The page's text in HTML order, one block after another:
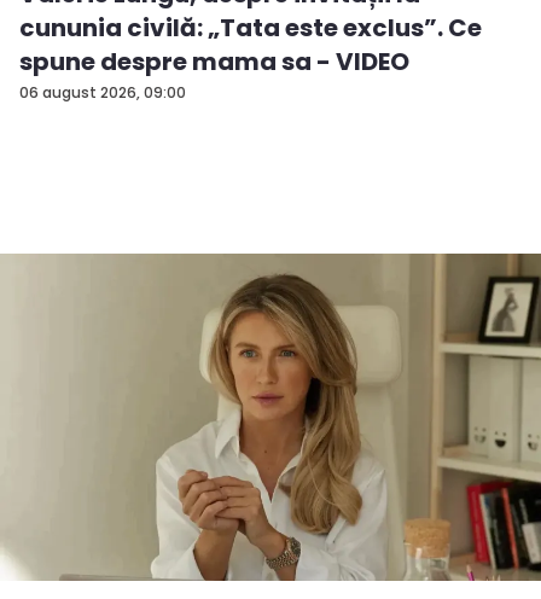
06 august 2026, 09:00
cununia civilă: „Tata este exclus”. Ce
spune despre mama sa - VIDEO